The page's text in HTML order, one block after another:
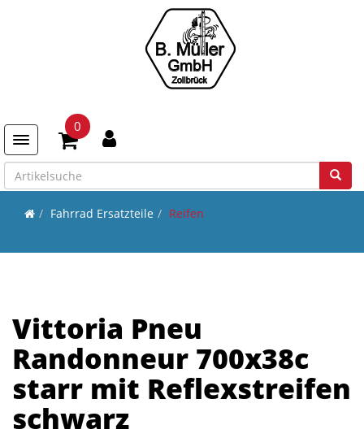
Toggle navigation
0
Fahrrad Ersatzteile Reifen
Vittoria Pneu
Randonneur 700x38c
starr mit Reflexstreifen
schwarz